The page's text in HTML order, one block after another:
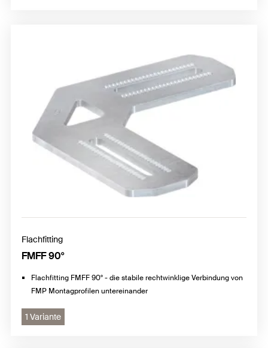
Flachfitting
FMFF 90°
Flachfitting FMFF 90° - die stabile rechtwinklige Verbindung von
FMP Montagprofilen untereinander
1 Variante